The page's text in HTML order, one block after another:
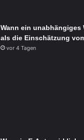
Wann ein
als die Einschätzung
vor 4 Tagen